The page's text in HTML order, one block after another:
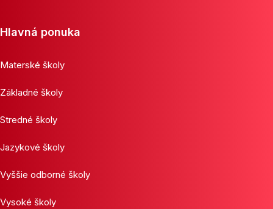
Hlavná ponuka
Materské školy
Základné školy
Stredné školy
Jazykové školy
Vyššie odborné školy
Vysoké školy